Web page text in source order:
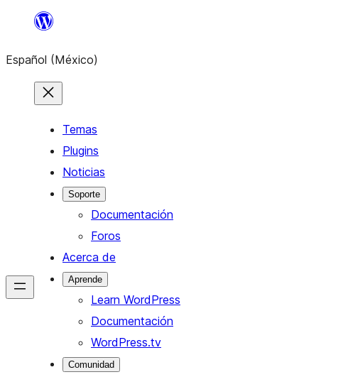
Saltar
contenido
Español (México)
Temas
Plugins
Noticias
Soporte
Documentación
Foros
Acerca de
Aprende
Learn WordPress
Documentación
WordPress.tv
Comunidad